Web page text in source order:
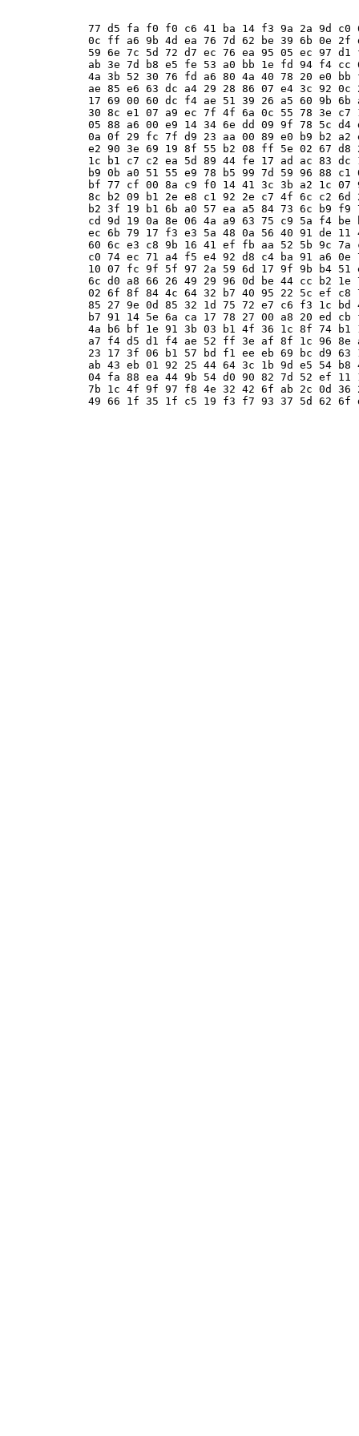
77 d5 fa f0 f0 c6 41 ba 14 f3 9a 2a 9d c0
0c ff a6 9b 4d ea 76 7d 62 be 39 6b 0e 2f
59 6e 7c 5d 72 d7 ec 76 ea 95 05 ec 97
ab 3e 7d b8 e5 fe 53 a0 bb 1e fd 94 f4 cc
4a 3b 52 30 76 fd a6 80 4a 40 78 20 e0
ae 85 e6 63 dc a4 29 28 86 07 e4 3c 92
17 69 00 60 dc f4 ae 51 39 26 a5 60 9b
30 8c e1 07 a9 ec 7f 4f 6a 0c 55 78 3e
05 88 a6 00 e9 14 34 6e dd 09 9f 78 5c
0a 0f 29 fc 7f d9 23 aa 00 89 e0 b9 b2 a2
e2 90 3e 69 19 8f 55 b2 08 ff 5e 02 67 d8
1c b1 c7 c2 ea 5d 89 44 fe 17 ad ac 83
b9 0b a0 51 55 e9 78 b5 99 7d 59 96 88
bf 77 cf 00 8a c9 f0 14 41 3c 3b a2 1c
8c b2 09 b1 2e e8 c1 92 2e c7 4f 6c c2
b2 3f 19 b1 6b a0 57 ea a5 84 73 6c b9 f9
cd 9d 19 0a 8e 06 4a a9 63 75 c9 5a f4
ec 6b 79 17 f3 e3 5a 48 0a 56 40 91 de
60 6c e3 c8 9b 16 41 ef fb aa 52 5b 9c 7a
c0 74 ec 71 a4 f5 e4 92 d8 c4 ba 91 a6
10 07 fc 9f 5f 97 2a 59 6d 17 9f 9b b4 51
6c d0 a8 66 26 49 29 96 0d be 44 cc b2
02 6f 8f 84 4c 64 32 b7 40 95 22 5c ef
85 27 9e 0d 85 32 1d 75 72 e7 c6 f3 1c
b7 91 14 5e 6a ca 17 78 27 00 a8 20 ed
4a b6 bf 1e 91 3b 03 b1 4f 36 1c 8f 74 b1
a7 f4 d5 d1 f4 ae 52 ff 3e af 8f 1c 96 8e
23 17 3f 06 b1 57 bd f1 ee eb 69 bc d9 63
ab 43 eb 01 92 25 44 64 3c 1b 9d e5 54
04 fa 88 ea 44 9b 54 d0 90 82 7d 52 ef
7b 1c 4f 9f 97 f8 4e 32 42 6f ab 2c 0d 36
49 66 1f 35 1f c5 19 f3 f7 93 37 5d 62 6f